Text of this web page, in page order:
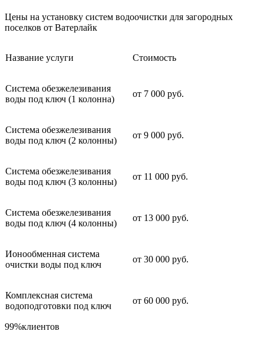
Цены на установку систем водоочистки для загородных
поселков от Ватерлайк
Название услуги Стоимость
Система обезжелезивания
воды под ключ (1 колонна)
от 7 000 руб.
Система обезжелезивания
воды под ключ (2 колонны)
от 9 000 руб.
Система обезжелезивания
воды под ключ (3 колонны)
от 11 000 руб.
Система обезжелезивания
воды под ключ (4 колонны)
от 13 000 руб.
Ионообменная система
очистки воды под ключ
от 30 000 руб.
Комплексная система
водоподготовки под ключ
от 60 000 руб.
99%клиентов